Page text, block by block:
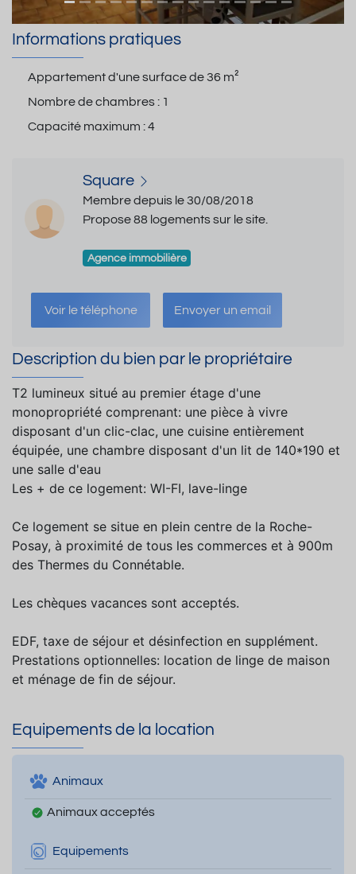
Informations pratiques
Appartement d'une surface de36 m²
Nombre de chambres : 1
Capacité maximum :4
Square
Membre depuis le 30/08/2018
Propose 88 logements sur le site.
Agence immobilière
Voir le téléphone Envoyer un email
Description du bien par le propriétaire
T2 lumineux situé au premier étage d'une
monopropriété comprenant: une pièce à vivre
disposant d'un clic-clac, une cuisine entièrement
équipée, une chambre disposant d'un lit de 140*190 et
une salle d'eau
Les + de ce logement: WI-FI, lave-linge
Ce logement se situe en plein centre de la Roche-
Posay, à proximité de tous les commerces et à 900m
des Thermes du Connétable.
Les chèques vacances sont acceptés.
EDF, taxe de séjour et désinfection en supplément.
Prestations optionnelles: location de linge de maison
et ménage de fin de séjour.
Equipements de la location
Animaux
Animaux acceptés
Equipements